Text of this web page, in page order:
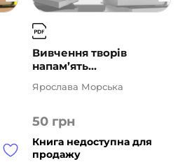
Вивчення творів
напам’ять...
50 грн
Ярослава Морська
Книга недоступна для
продажу